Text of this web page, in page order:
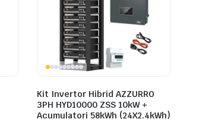
Kit Invertor Hibrid AZZURRO
3PH HYD10000 ZSS 10kW +
Acumulatori 58kWh (24X2.4kWh)